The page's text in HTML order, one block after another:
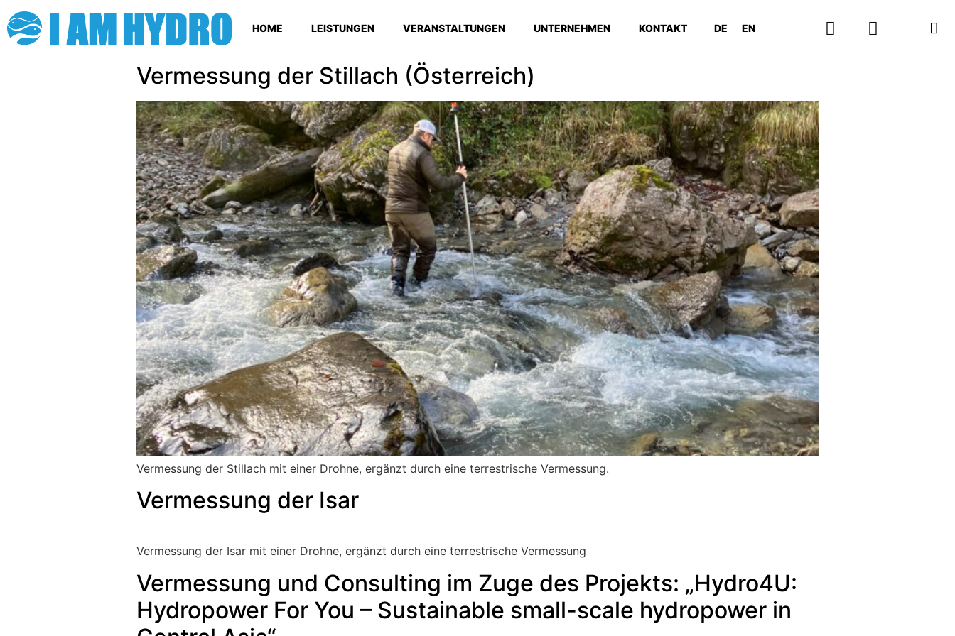
HOME LEISTUNGEN VERANSTALTUNGEN UNTERNEHMEN KONTAKT DE EN
Vermessung der Stillach (Österreich)
Vermessung der Stillach mit einer Drohne, ergänzt durch eine terrestrische Vermessung.
Vermessung der Isar
Vermessung der Isar mit einer Drohne, ergänzt durch eine terrestrische Vermessung
Vermessung und Consulting im Zuge des Projekts: „Hydro4U:
Hydropower For You – Sustainable small-scale hydropower in